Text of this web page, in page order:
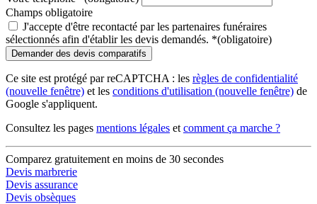
Champs obligatoire
J'accepte d'être recontacté par les partenaires funéraires
sélectionnés afin d'établir les devis demandés. *(obligatoire)
Ce site est protégé par reCAPTCHA : les règles de confidentialité
(nouvelle fenêtre) et les conditions d'utilisation (nouvelle fenêtre) de
Google s'appliquent.
Consultez les pages mentions légales et comment ça marche ?
Comparez gratuitement en moins de 30 secondes
Devis marbrerie
Devis assurance
Devis obsèques